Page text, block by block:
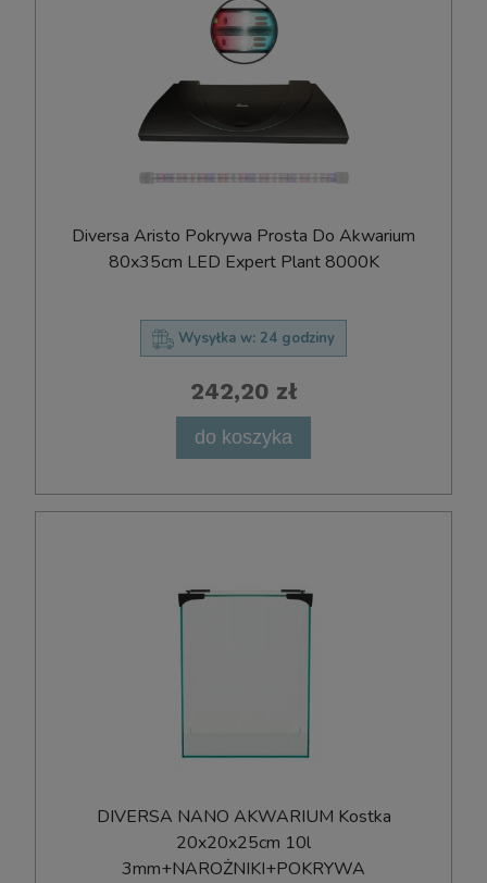
Diversa Aristo Pokrywa Prosta Do Akwarium
80x35cm LED Expert Plant 8000K
Wysyłka w: 24 godziny
242,20 zł
do koszyka
DIVERSA NANO AKWARIUM Kostka
20x20x25cm 10l
3mm+NAROŻNIKI+POKRYWA